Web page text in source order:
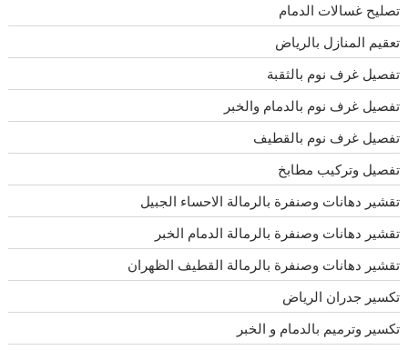
تصليح غسالات الدمام
تعقيم المنازل بالرياض
تفصيل غرف نوم بالثقبة
تفصيل غرف نوم بالدمام والخبر
تفصيل غرف نوم بالقطيف
تفصيل وتركيب مطابخ
تقشير دهانات وصنفرة بالرمالة الاحساء الجبيل
تقشير دهانات وصنفرة بالرمالة الدمام الخبر
تقشير دهانات وصنفرة بالرمالة القطيف الظهران
تكسير جدران الرياض
تكسير وترميم بالدمام و الخبر